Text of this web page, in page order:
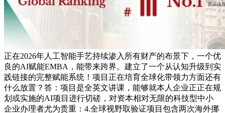
正在2026年人工智能手艺持续渗入所有财产的布景下，一个优
良的AI赋能EMBA，能带来跨界。建立了一个从认知升级到实
践链接的完整赋能系统！项目正在培育全球化带领力方面还有
什么放置？答：项目是全英文讲课，能够就本人企业正正在规
划或实施的AI项目进行切磋，对资本相对无限的科技型中小
企业办理者尤为贵重：4.全球视野取验证项目包含两次海外挪